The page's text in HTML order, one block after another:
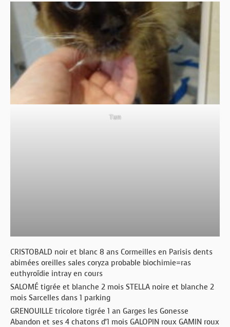
Tun
CRISTOBALD noir et blanc 8 ans Cormeilles en Parisis dents
abimées oreilles sales coryza probable biochimie=ras
euthyroïdie intray en cours
SALOMÉ tigrée et blanche 2 mois STELLA noire et blanche 2
mois Sarcelles dans 1 parking
GRENOUILLE tricolore tigrée 1 an Garges les Gonesse
Abandon et ses 4 chatons d’1 mois GALOPIN roux GAMIN roux